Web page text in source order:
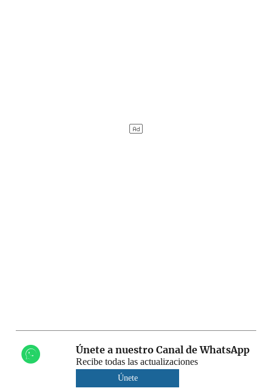
Únete a nuestro Canal de WhatsApp
Recibe todas las actualizaciones
Únete